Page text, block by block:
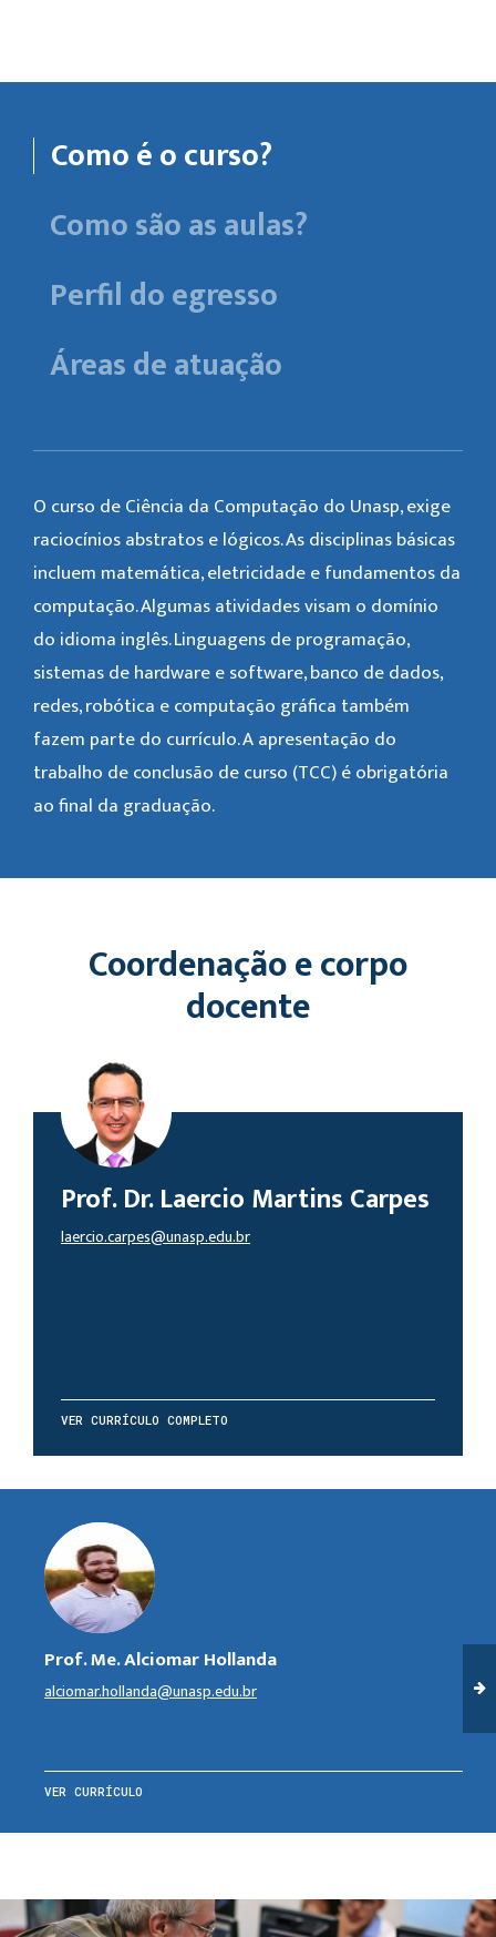
Como é o curso?
Como são as aulas?
Perfil do egresso
Áreas de atuação
O curso de Ciência da Computação do Unasp, exige
raciocínios abstratos e lógicos. As disciplinas básicas
incluem matemática, eletricidade e fundamentos da
computação. Algumas atividades visam o domínio
do idioma inglês. Linguagens de programação,
sistemas de hardware e software, banco de dados,
redes, robótica e computação gráfica também
fazem parte do currículo. A apresentação do
trabalho de conclusão de curso (TCC) é obrigatória
ao final da graduação.
Coordenação e corpo
docente
Prof. Dr. Laercio Martins Carpes
laercio.carpes@unasp.edu.br
VER CURRÍCULO COMPLETO
Prof. Me. Alciomar Hollanda
alciomar.hollanda@unasp.edu.br
VER CURRÍCULO